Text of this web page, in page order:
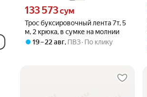
Трос буксировочный лента 7т, 5
м, 2 крюка, в сумке на молнии
Цена 133573 сум вместо
133 573сум
19 – 22 авг, ПВЗ По клику